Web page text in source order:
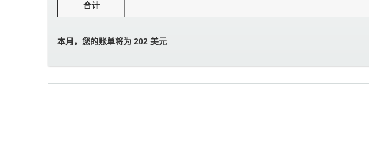
合计
本月，您的账单将为 202 美元